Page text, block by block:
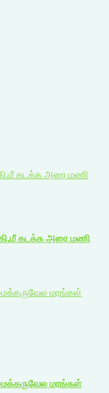
கடக்க அரை மணி
கடக்க அரை மணி
மரங்கள்
மரங்கள்